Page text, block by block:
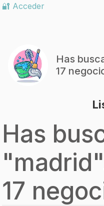
🔐 Acceder
Has
17
Has
"madrid
17